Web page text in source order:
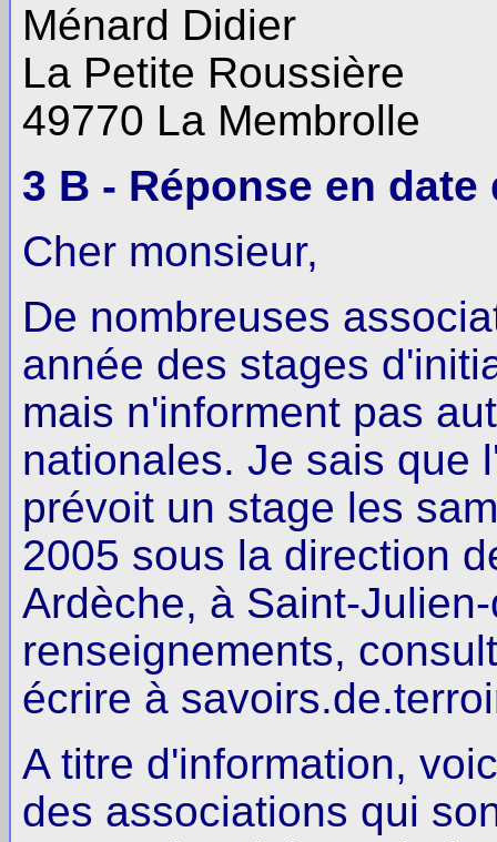
Ménard Didier
La Petite Roussière
49770 La Membrolle
3 B - Réponse en
Cher monsieur,
De nombreuses
année des stages
mais n'informent pas
nationales. Je sais que
prévoit un stage les
2005 sous la direction
Ardèche, à Saint-
renseignements,
écrire à
A titre d'information,
des associations qui